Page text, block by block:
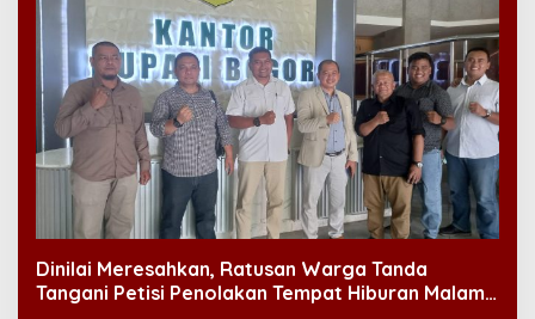
Dinilai Meresahkan, Ratusan Warga Tanda
Tangani Petisi Penolakan Tempat Hiburan Malam